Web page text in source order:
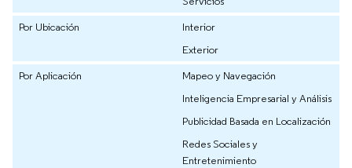
Por Ubicación
Interior
Exterior
Por Aplicación
Mapeo y Navegación
Inteligencia Empresarial y Análisis
Publicidad Basada en Localización
Redes Sociales y
Entretenimiento